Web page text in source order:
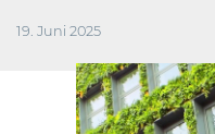
19. Juni 2025